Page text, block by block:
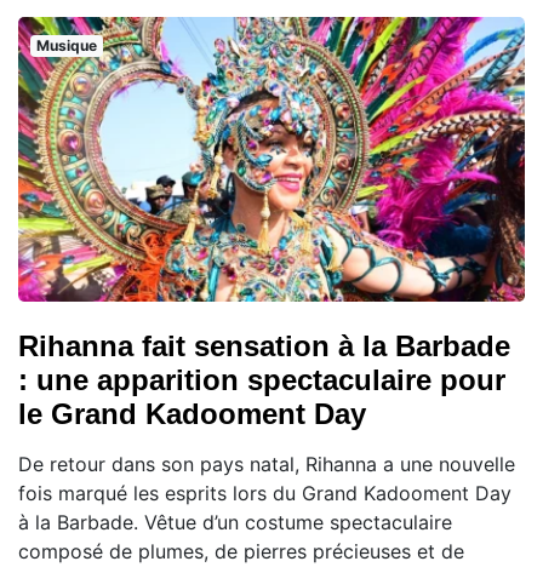
Musique
Rihanna fait sensation à la Barbade
: une apparition spectaculaire pour
le Grand Kadooment Day
De retour dans son pays natal, Rihanna a une nouvelle
fois marqué les esprits lors du Grand Kadooment Day
à la Barbade. Vêtue d’un costume spectaculaire
composé de plumes, de pierres précieuses et de